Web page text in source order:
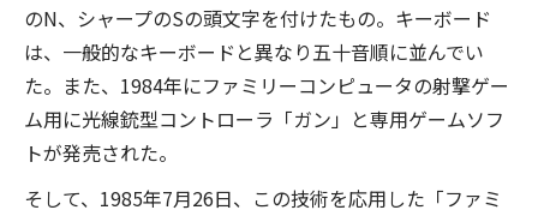
のN、シャープのSの頭文字を付けたもの。キーボード
は、一般的なキーボードと異なり五十音順に並んでい
た。また、1984年にファミリーコンピュータの射撃ゲー
ム用に光線銃型コントローラ「ガン」と専用ゲームソフ
トが発売された。
そして、1985年7月26日、この技術を応用した「ファミ